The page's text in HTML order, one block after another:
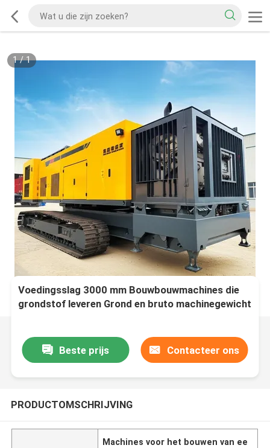
1/1
Voedingsslag 3000 mm Bouwbouwmachines die
grondstof leveren Grond en bruto machinegewicht
Beste prijs Contacteer ons
PRODUCTOMSCHRIJVING
Machines voor het bouwen van ee